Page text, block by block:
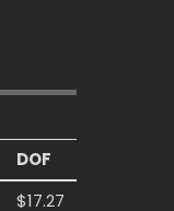
DOF
$17.27